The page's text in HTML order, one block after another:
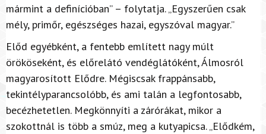
mármint a definícióban” – folytatja. „Egyszerűen csak
mély, primőr, egészséges hazai, egyszóval magyar.”
Előd egyébként, a fentebb említett nagy múlt
örököseként, és előrelátó vendéglátóként, Álmosról
magyarosított Elődre. Mégiscsak frappánsabb,
tekintélyparancsolóbb, és ami talán a legfontosabb,
becézhetetlen. Megkönnyíti a zárórákat, mikor a
szokottnál is több a smúz, meg a kutyapicsa. „Elődkém,